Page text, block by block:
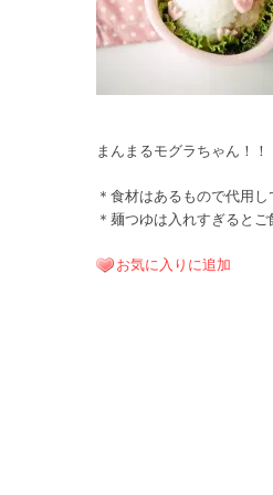
まんまるモグラちゃん！！
＊食材はあるもので代用し
＊麺つゆは入れすぎると
お気に入りに追加